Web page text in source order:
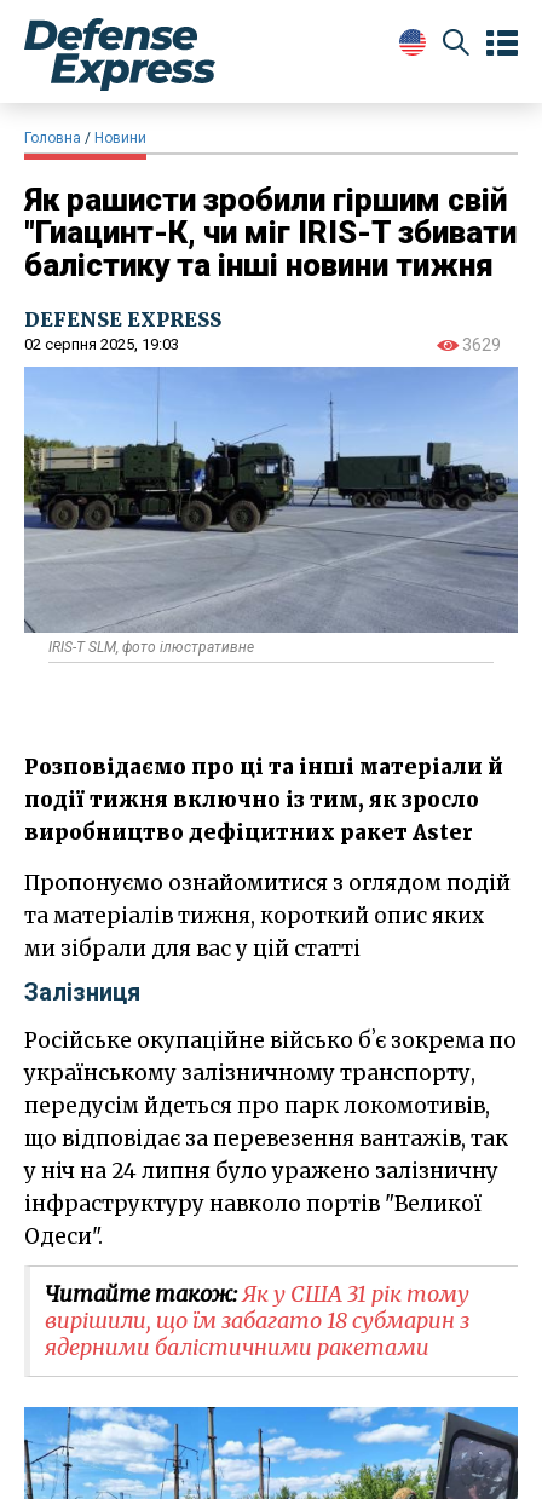
Головна Новини
Як рашисти зробили гіршим свій
"Гиацинт-К, чи міг IRIS-T збивати
балістику та інші новини тижня
DEFENSE EXPRESS
02 серпня 2025, 19:03 3629
IRIS-T SLM, фото ілюстративне
​Розповідаємо про ці та інші матеріали й
події тижня включно із тим, як зросло
виробництво дефіцитних ракет Aster
Пропонуємо ознайомитися з оглядом подій
та матеріалів тижня, короткий опис яких
ми зібрали для вас у цій статті
Залізниця
Російське окупаційне військо бʼє зокрема по
українському залізничному транспорту,
передусім йдеться про парк локомотивів,
що відповідає за перевезення вантажів, так
у ніч на 24 липня було уражено залізничну
інфраструктуру навколо портів "Великої
Одеси".
Читайте також:Як у США 31 рік тому
вирішили, що їм забагато 18 субмарин з
ядерними балістичними ракетами